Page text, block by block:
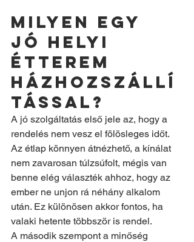
Milyen egy
jó helyi
étterem
házhozszállí
tással?
A jó szolgáltatás első jele az, hogy a
rendelés nem vesz el fölösleges időt.
Az étlap könnyen átnézhető, a kínálat
nem zavarosan túlzsúfolt, mégis van
benne elég választék ahhoz, hogy az
ember ne unjon rá néhány alkalom
után. Ez különösen akkor fontos, ha
valaki hetente többször is rendel.
A második szempont a minőség